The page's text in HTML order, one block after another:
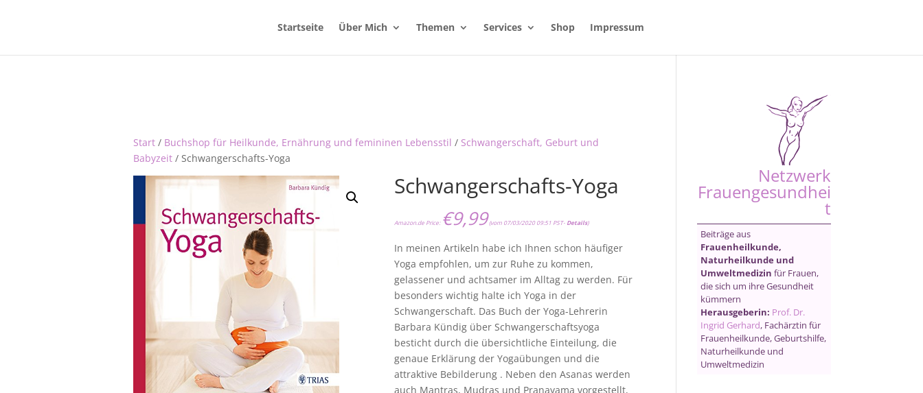
Startseite Über Mich Themen Services Shop Impressum
Start/ Buchshop für Heilkunde, Ernährung und femininen Lebensstil / Schwangerschaft, Geburt und
Babyzeit/ Schwangerschafts-Yoga
Schwangerschafts-Yoga
Amazon.de Price: €9,99(vom 07/03/2020 09:51 PST- Details)
In meinen Artikeln habe ich Ihnen schon häufiger
Yoga empfohlen, um zur Ruhe zu kommen,
gelassener und achtsamer im Alltag zu werden. Für
besonders wichtig halte ich Yoga in der
Schwangerschaft. Das Buch der Yoga-Lehrerin
Barbara Kündig über Schwangerschaftsyoga
besticht durch die übersichtliche Einteilung, die
genaue Erklärung der Yogaübungen und die
attraktive Bebilderung . Neben den Asanas werden
auch Mantras, Mudras und Pranayama vorgestellt,
Netzwerk
Frauengesundhei
t
Beiträge aus
Frauenheilkunde,
Naturheilkunde und
Umweltmedizin für Frauen,
die sich um ihre Gesundheit
kümmern
Herausgeberin: Prof. Dr.
Ingrid Gerhard, Fachärztin für
Frauenheilkunde, Geburtshilfe,
Naturheilkunde und
Umweltmedizin